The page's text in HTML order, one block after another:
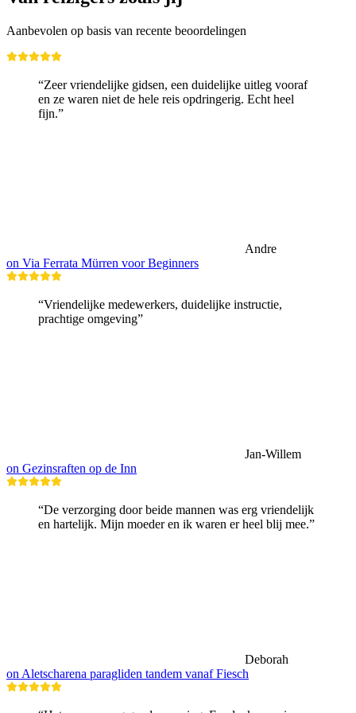
Aanbevolen op basis van recente beoordelingen
“Zeer vriendelijke gidsen, een duidelijke uitleg vooraf
en ze waren niet de hele reis opdringerig. Echt heel
fijn.”
Andre
on Via Ferrata Mürren voor Beginners
“Vriendelijke medewerkers, duidelijke instructie,
prachtige omgeving”
Jan-Willem
on Gezinsraften op de Inn
“De verzorging door beide mannen was erg vriendelijk
en hartelijk. Mijn moeder en ik waren er heel blij mee.”
Deborah
on Aletscharena paragliden tandem vanaf Fiesch